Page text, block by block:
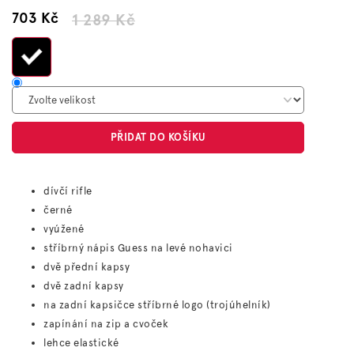
1 289 Kč
703 KčMěrná
PŘIDAT DO KOŠÍKU
dívčí rifle
černé
vyúžené
stříbrný nápis Guess na levé nohavici
dvě přední kapsy
dvě zadní kapsy
na zadní kapsičce stříbrné logo (trojúhelník)
zapínání na zip a cvoček
lehce elastické